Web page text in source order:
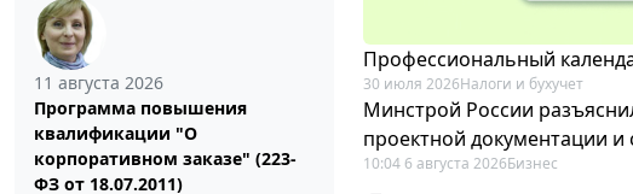
11 августа 2026
Программа повышения
квалификации "О
корпоративном заказе" (223-
ФЗ от 18.07.2011)
Профессиональный
30 июля 2026Налоги и бухучет
Минстрой России
проектной документации и
10:04 6 августа 2026Бизнес